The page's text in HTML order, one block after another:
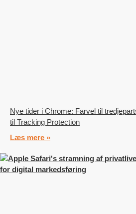
Nye tider i Chrome: Farvel til
til Tracking Protection
Læs mere »